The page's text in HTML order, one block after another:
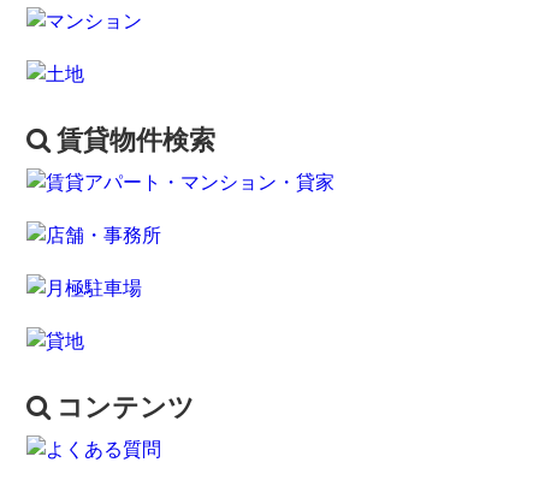
賃貸物件検索
コンテンツ